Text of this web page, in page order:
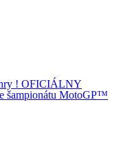
hry ! OFICIÁLNY
šampionátu MotoGP™